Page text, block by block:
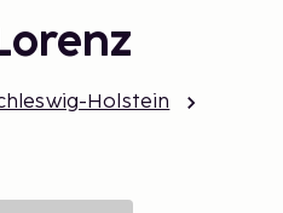
Holstein